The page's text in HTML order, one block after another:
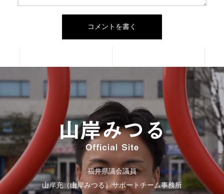
福井県議会議員
山岸充（山岸みつる）サポートチーム事務所